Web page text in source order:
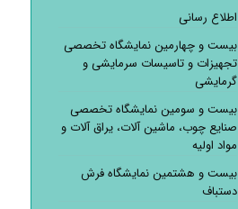
اطلاع رسانی
بیست و چهارمین نمایشگاه تخصصی
تجهیزات و تاسیسات سرمایشی و
گرمایشی
بیست و سومین نمایشگاه تخصصی
صنایع چوب، ماشین آلات، یراق آلات و
مواد اولیه
بیست و هشتمین نمایشگاه فرش
دستباف